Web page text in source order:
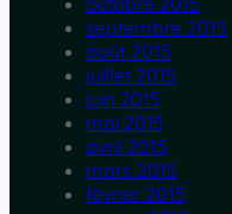
septembre 2015
août 2015
juillet 2015
juin 2015
mai 2015
avril 2015
mars 2015
février 2015